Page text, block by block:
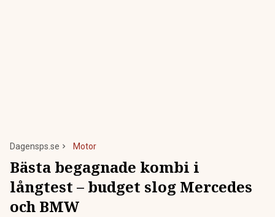
Dagensps.se Motor
Bästa begagnade kombi i
långtest – budget slog Mercedes
och BMW